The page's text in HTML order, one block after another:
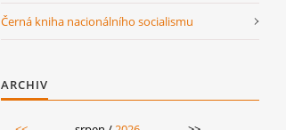
Černá kniha nacionálního socialismu
ARCHIV